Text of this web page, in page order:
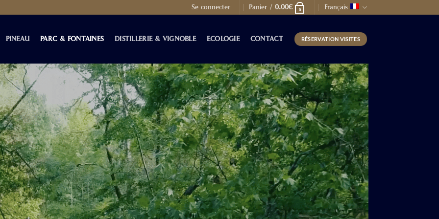
Se connecter Panier /0.00€ 0 Français
PINEAU PARC & FONTAINES DISTILLERIE & VIGNOBLE ECOLOGIE CONTACT RÉSERVATION VISITES